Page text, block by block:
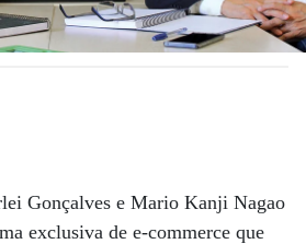
Gonçalves e Mario Kanji Nagao
exclusiva de e-commerce que